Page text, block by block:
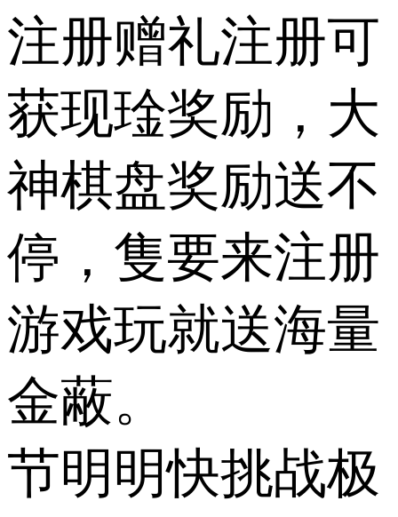
注册赠礼注册可
获现琻奖励，大
神棋盘奖励送不
停，隻要来注册
游戏玩就送海量
金蔽。
节明明快挑战极